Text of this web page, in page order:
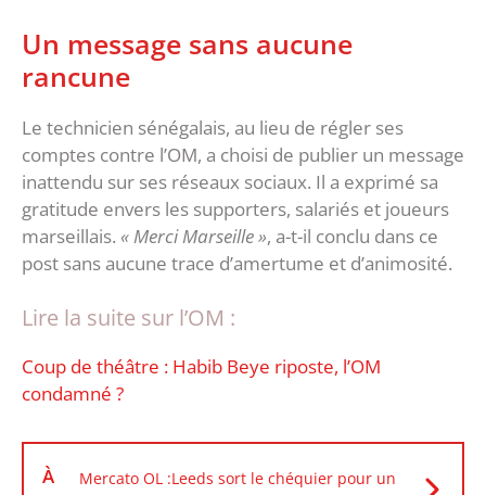
Un message sans aucune
rancune
Le technicien sénégalais, au lieu de régler ses
comptes contre l’OM, a choisi de publier un message
inattendu sur ses réseaux sociaux. Il a exprimé sa
gratitude envers les supporters, salariés et joueurs
marseillais. « Merci Marseille », a-t-il conclu dans ce
post sans aucune trace d’amertume et d’animosité.
Lire la suite sur l’OM :
Coup de théâtre : Habib Beye riposte, l’OM
condamné ?
À
Mercato OL :Leeds sort le chéquier pour un